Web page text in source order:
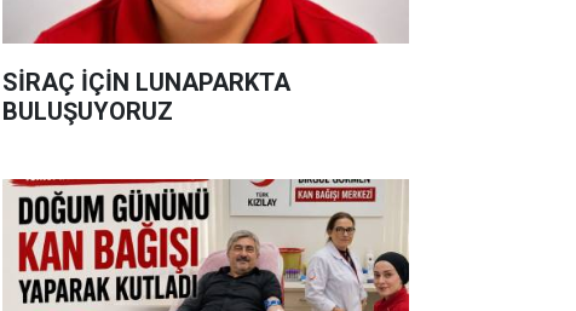
SİRAÇ İÇİN LUNAPARKTA
BULUŞUYORUZ